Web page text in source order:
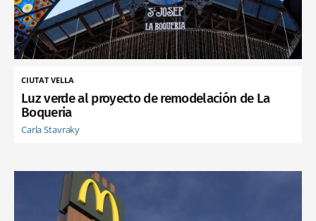
CIUTAT VELLA
Luz verde al proyecto de remodelación de La
Boqueria
Carla Stavraky